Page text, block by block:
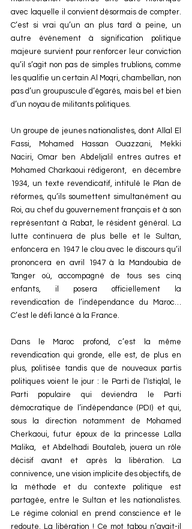
avec laquelle il convient désormais de compter.
C’est si vrai qu’un an plus tard à peine, un
autre événement à signification politique
majeure survient pour renforcer leur conviction
qu’il s’agit non pas de simples trublions, comme
les qualifie un certain Al Moqri, chambellan, non
pas d’un groupuscule d’égarés, mais bel et bien
d’un noyau de militants politiques.
Un groupe de jeunes nationalistes, dont Allal El
Fassi, Mohamed Hassan Ouazzani, Mekki
Naciri, Omar ben Abdeljalil entres autres et
Mohamed Charkaoui rédigeront,  en décembre
1934, un texte revendicatif, intitulé le Plan de
réformes, qu’ils soumettent simultanément au
Roi, au chef du gouvernement français et à son
représentant à Rabat, le résident général. La
lutte continuera de plus belle et le Sultan,
enfoncera en 1947 le clou avec le discours qu’il
prononcera en avril 1947 à la Mandoubia de
Tanger où, accompagné de tous ses cinq
enfants, il posera officiellement la
revendication de l’indépendance du Maroc…
C’est le défi lancé à la France.
Dans le Maroc profond, c’est la même
revendication qui gronde, elle est, de plus en
plus, politisée tandis que de nouveaux partis
politiques voient le jour : le Parti de l’Istiqlal, le
Parti populaire qui deviendra le Parti
démocratique de l’indépendance (PDI) et qui,
sous la direction notamment de Mohamed
Cherkaoui, futur époux de la princesse Lalla
Malika,  et Abdelhadi Boutaleb, jouera un rôle
décisif avant et après la libération. La
connivence, une vision implicite des objectifs, de
la méthode et du contexte politique est
partagée, entre le Sultan et les nationalistes.
Le régime colonial en prend conscience et le
redoute. La libération ! Ce mot tabou n’avait-il